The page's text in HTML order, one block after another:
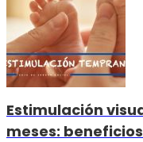
Estimulación
meses: